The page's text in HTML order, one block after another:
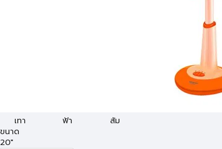
เทา ฟ้า
ส้ม
ขนาด
20"